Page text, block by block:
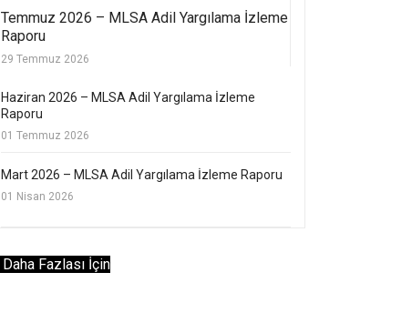
Temmuz 2026 – MLSA Adil Yargılama İzleme
Raporu
29 Temmuz 2026
Haziran 2026 – MLSA Adil Yargılama İzleme
Raporu
01 Temmuz 2026
Mart 2026 – MLSA Adil Yargılama İzleme Raporu
01 Nisan 2026
Daha Fazlası İçin